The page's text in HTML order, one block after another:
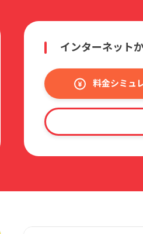
インターネット
料金シミュ